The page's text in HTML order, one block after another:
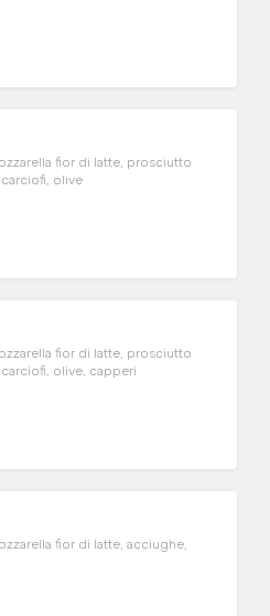
fior di latte, prosciutto
olive
fior di latte, prosciutto
olive, capperi
fior di latte, acciughe,